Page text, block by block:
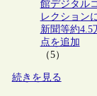
館デジタル
レクション
新聞等約4.5
点を追加
（5）
続きを見る